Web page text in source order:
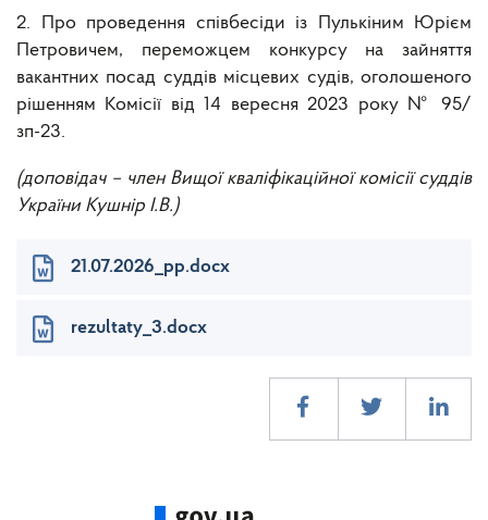
2. Про проведення співбесіди із Пулькіним Юрієм
Петровичем, переможцем конкурсу на зайняття
вакантних посад суддів місцевих судів, оголошеного
рішенням Комісії від 14 вересня 2023 року № 95/
зп-23.
(доповідач – член Вищої кваліфікаційної комісії суддів
України Кушнір І.В.)
21.07.2026_pp.docx
rezultaty_3.docx